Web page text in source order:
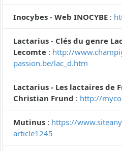
Inocybes - Web INOCYBE :
Lactarius - Clés du genre
Lecomte : http://
passion.be/lac_d.htm
Lactarius - Les lactaires de
Christian Frund : http://
Mutinus : https://
article1245